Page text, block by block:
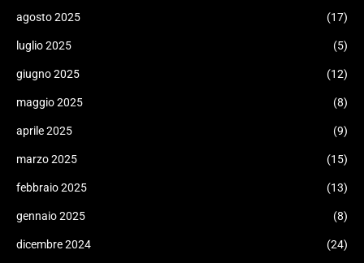
agosto 2025 (17)
luglio 2025 (5)
giugno 2025 (12)
maggio 2025 (8)
aprile 2025 (9)
marzo 2025 (15)
febbraio 2025 (13)
gennaio 2025 (8)
dicembre 2024 (24)